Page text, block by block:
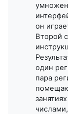
он
Второй
один
пара